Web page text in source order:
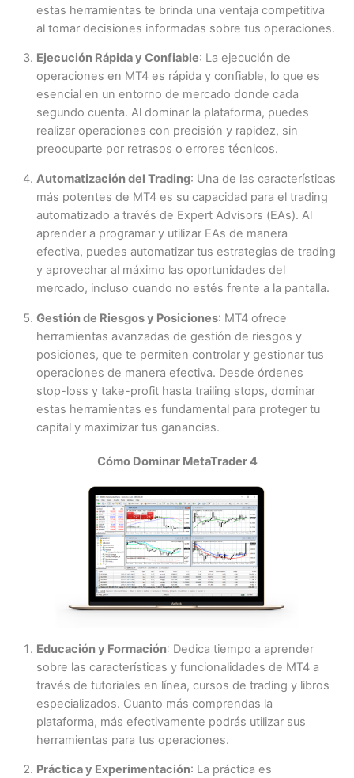
estas herramientas te brinda una ventaja competitiva
al tomar decisiones informadas sobre tus operaciones.
Ejecución Rápida y Confiable: La ejecución de
operaciones en MT4 es rápida y confiable, lo que es
esencial en un entorno de mercado donde cada
segundo cuenta. Al dominar la plataforma, puedes
realizar operaciones con precisión y rapidez, sin
preocuparte por retrasos o errores técnicos.
Automatización del Trading: Una de las características
más potentes de MT4 es su capacidad para el trading
automatizado a través de Expert Advisors (EAs). Al
aprender a programar y utilizar EAs de manera
efectiva, puedes automatizar tus estrategias de trading
y aprovechar al máximo las oportunidades del
mercado, incluso cuando no estés frente a la pantalla.
Gestión de Riesgos y Posiciones: MT4 ofrece
herramientas avanzadas de gestión de riesgos y
posiciones, que te permiten controlar y gestionar tus
operaciones de manera efectiva. Desde órdenes
stop-loss y take-profit hasta trailing stops, dominar
estas herramientas es fundamental para proteger tu
capital y maximizar tus ganancias.
Cómo Dominar MetaTrader 4
Educación y Formación: Dedica tiempo a aprender
sobre las características y funcionalidades de MT4 a
través de tutoriales en línea, cursos de trading y libros
especializados. Cuanto más comprendas la
plataforma, más efectivamente podrás utilizar sus
herramientas para tus operaciones.
Práctica y Experimentación: La práctica es